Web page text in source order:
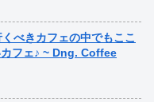
べきカフェの中でもここ
フェ♪ ~ Dng. Coffee